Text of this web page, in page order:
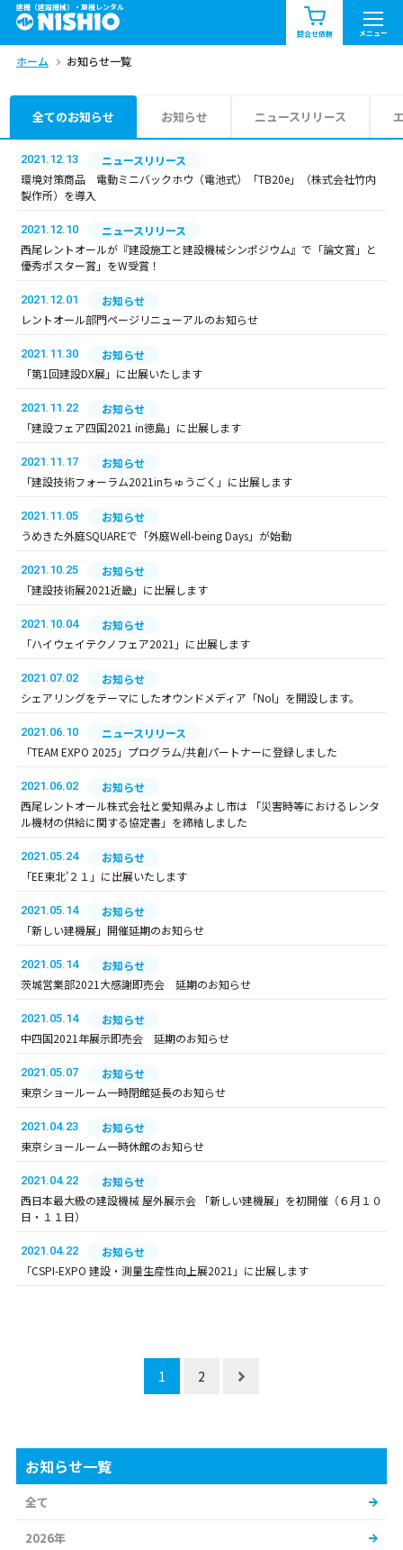
建機（建設機械）・重機レンタル
問合せ依頼 メニュー
商品一覧 お知らせ一覧
問合せ依頼リスト
エリア情報を見る
中部
九州・沖縄（外部）
ホーム お知らせ一覧
全てのお知らせ お知らせ ニュースリリース
2021.12.13
ニュースリリース
環境対策商品 電動ミニバックホウ（電池式）「TB20e」（株式会社竹内
製作所）を導入
2021.12.10
ニュースリリース
西尾レントオールが『建設施工と建設機械シンポジウム』で「論文賞」と
優秀ポスター賞」をW受賞！
2021.12.01
お知らせ
レントオール部門ページリニューアルのお知らせ
2021.11.30
お知らせ
「第1回建設DX展」に出展いたします
2021.11.22
お知らせ
「建設フェア四国2021 in徳島」に出展します
2021.11.17
お知らせ
「建設技術フォーラム2021inちゅうごく」に出展します
2021.11.05
お知らせ
うめきた外庭SQUAREで「外庭Well-being Days」が始動
2021.10.25
お知らせ
「建設技術展2021近畿」に出展します
2021.10.04
お知らせ
「ハイウェイテクノフェア2021」に出展します
2021.07.02
お知らせ
シェアリングをテーマにしたオウンドメディア「Nol」を開設します。
2021.06.10
ニュースリリース
「TEAM EXPO 2025」プログラム/共創パートナーに登録しました
2021.06.02
お知らせ
西尾レントオール株式会社と愛知県みよし市は 「災害時等におけるレンタ
ル機材の供給に関する協定書」を締結しました
2021.05.24
お知らせ
「EE東北’２１」に出展いたします
2021.05.14
お知らせ
「新しい建機展」開催延期のお知らせ
2021.05.14
お知らせ
茨城営業部2021大感謝即売会 延期のお知らせ
2021.05.14
お知らせ
中四国2021年展示即売会 延期のお知らせ
2021.05.07
お知らせ
東京ショールーム一時閉館延長のお知らせ
2021.04.23
お知らせ
東京ショールーム一時休館のお知らせ
2021.04.22
お知らせ
西日本最大級の建設機械 屋外展示会 「新しい建機展」を初開催（６月１０
日・１１日）
2021.04.22
お知らせ
「CSPI-EXPO 建設・測量生産性向上展2021」に出展します
1 2
お知らせ一覧
全て
2026年